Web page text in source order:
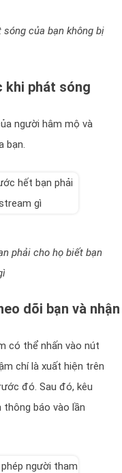
của bạn không bị
khi phát sóng
người hâm mộ và
bạn.
phải cho họ biết bạn
dõi bạn và
có thể nhấn vào nút
chí là xuất hiện trên
đó. Sau đó, kêu
báo vào lần